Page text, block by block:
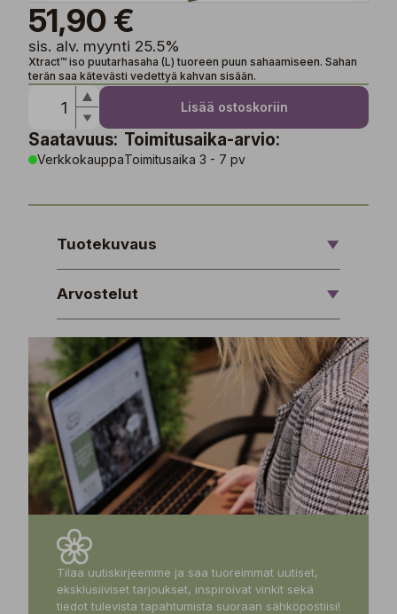
51,90 €
sis. alv. myynti 25.5%
Xtract™ iso puutarhasaha (L) tuoreen puun sahaamiseen. Sahan
terän saa kätevästi vedettyä kahvan sisään.
Lisää ostoskoriin
Saatavuus:
Verkkokauppa
Toimitusaika-arvio:
Toimitusaika 3 - 7 pv
Tuotekuvaus
Arvostelut
Tilaa uutiskirjeemme ja saa tuoreimmat uutiset,
eksklusiiviset tarjoukset, inspiroivat vinkit sekä
tiedot tulevista tapahtumista suoraan sähköpostiisi!